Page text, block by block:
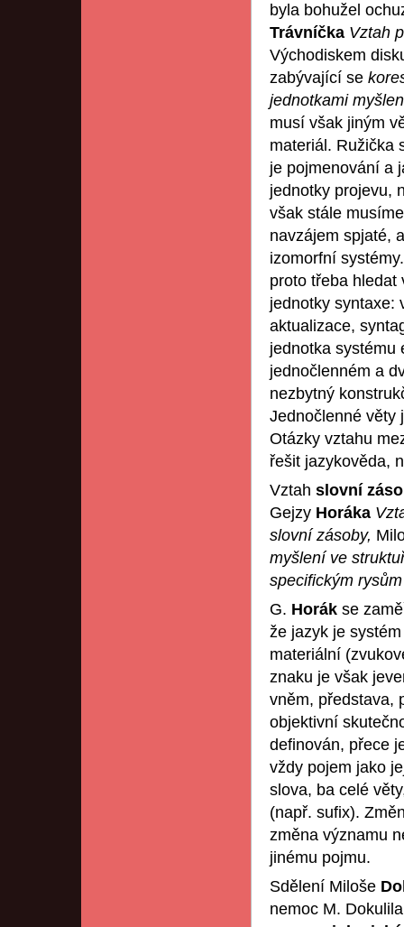
byla bohužel
Trávníčka Vztah
Východiskem
zabývající se
jednotkami
musí však jiným
materiál. Ružička
je pojmenování a
jednotky projevu,
však stále
navzájem spjaté,
izomorfní
proto třeba hledat
jednotky syntaxe:
aktualizace,
jednotka systému
jednočlenném a
nezbytný
Jednočlenné věty
Otázky vztahu
řešit jazykověda,
Vztah slovní
Gejzy Horáka
slovní zásoby,
myšlení ve
specifickým
G. Horák se
že jazyk je
materiální
znaku je však
vněm, představa,
objektivní
definován, přece
vždy pojem jako
slova, ba celé
(např. sufix).
změna významu
jinému pojmu.
Sdělení Miloše
nemoc M.